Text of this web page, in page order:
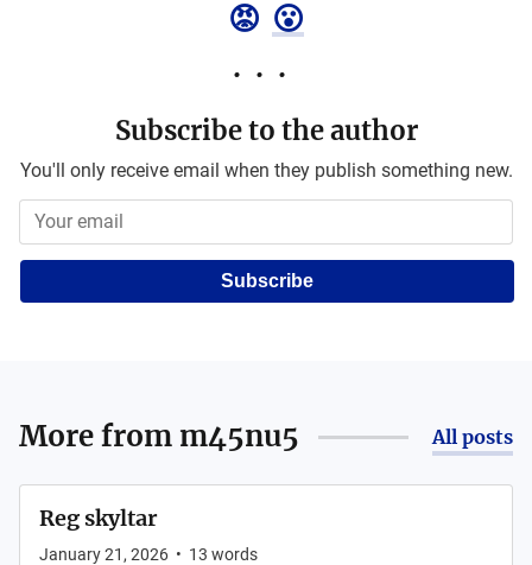
😡 😮
Subscribe to the author
You'll only receive email when they publish something new.
Subscribe
More from m45nu5 All posts
Reg skyltar
January 21, 2026 • 13 words